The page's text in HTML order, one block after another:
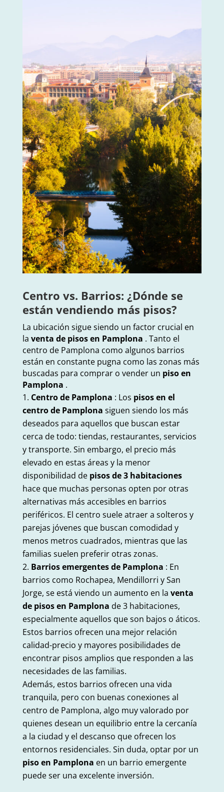
Centro vs. Barrios: ¿Dónde se
están vendiendo más pisos?
La ubicación sigue siendo un factor crucial en
la venta de pisos en Pamplona . Tanto el
centro de Pamplona como algunos barrios
están en constante pugna como las zonas más
buscadas para comprar o vender un piso en
Pamplona .
Centro de Pamplona : Los pisos en el
centro de Pamplona siguen siendo los más
deseados para aquellos que buscan estar
cerca de todo: tiendas, restaurantes, servicios
y transporte. Sin embargo, el precio más
elevado en estas áreas y la menor
disponibilidad de pisos de 3 habitaciones
hace que muchas personas opten por otras
alternativas más accesibles en barrios
periféricos. El centro suele atraer a solteros y
parejas jóvenes que buscan comodidad y
menos metros cuadrados, mientras que las
familias suelen preferir otras zonas.
Barrios emergentes de Pamplona : En
barrios como Rochapea, Mendillorri y San
Jorge, se está viendo un aumento en la venta
de pisos en Pamplona de 3 habitaciones,
especialmente aquellos que son bajos o áticos.
Estos barrios ofrecen una mejor relación
calidad-precio y mayores posibilidades de
encontrar pisos amplios que responden a las
necesidades de las familias.
Además, estos barrios ofrecen una vida
tranquila, pero con buenas conexiones al
centro de Pamplona, ​​algo muy valorado por
quienes desean un equilibrio entre la cercanía
a la ciudad y el descanso que ofrecen los
entornos residenciales. Sin duda, optar por un
piso en Pamplona en un barrio emergente
puede ser una excelente inversión.